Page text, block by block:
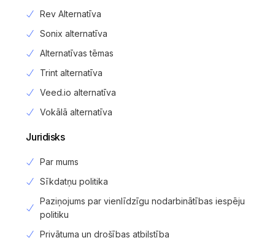
Rev Alternatīva
Sonix alternatīva
Alternatīvas tēmas
Trint alternatīva
Veed.io alternatīva
Vokālā alternatīva
Juridisks
Par mums
Sīkdatņu politika
Paziņojums par vienlīdzīgu nodarbinātības iespēju
politiku
Privātuma un drošības atbilstība